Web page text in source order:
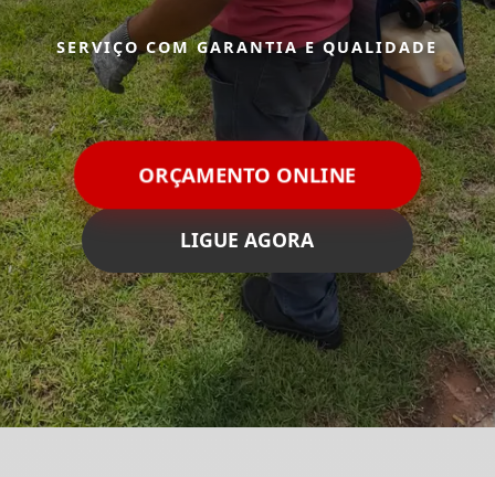
SERVIÇO COM GARANTIA E QUALIDADE
ORÇAMENTO ONLINE
LIGUE AGORA